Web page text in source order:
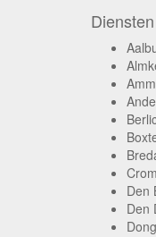
Den
Den